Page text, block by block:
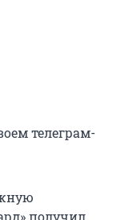
телеграм-
получил